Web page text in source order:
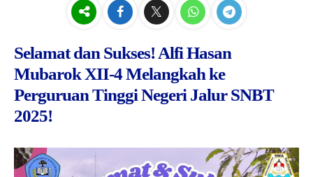
Selamat dan Sukses! Alfi Hasan
Mubarok XII-4 Melangkah ke
Perguruan Tinggi Negeri Jalur SNBT
2025!